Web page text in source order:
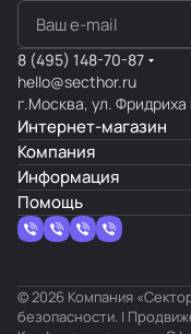
8 (495) 148-70-87
hello@secthor.ru
г.Москва, ул. Фридриха
Интернет-магазин
Компания
Информация
Помощь
© 2026 Компания
безопасности. |